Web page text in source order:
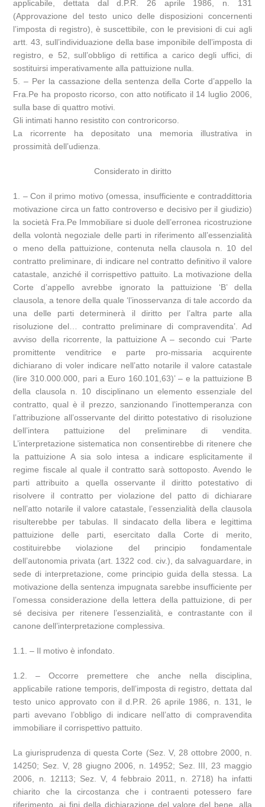
applicabile, dettata dal d.P.R. 26 aprile 1986, n. 131
(Approvazione del testo unico delle disposizioni concernenti
l’imposta di registro), è suscettibile, con le previsioni di cui agli
artt. 43, sull’individuazione della base imponibile dell’imposta di
registro, e 52, sull’obbligo di rettifica a carico degli uffici, di
sostituirsi imperativamente alla pattuizione nulla.
5. – Per la cassazione della sentenza della Corte d’appello la
Fra.Pe ha proposto ricorso, con atto notificato il 14 luglio 2006,
sulla base di quattro motivi.
Gli intimati hanno resistito con controricorso.
La ricorrente ha depositato una memoria illustrativa in
prossimità dell’udienza.
Considerato in diritto
1. – Con il primo motivo (omessa, insufficiente e contraddittoria
motivazione circa un fatto controverso e decisivo per il giudizio)
la società Fra.Pe Immobiliare si duole dell’erronea ricostruzione
della volontà negoziale delle parti in riferimento all’essenzialità
o meno della pattuizione, contenuta nella clausola n. 10 del
contratto preliminare, di indicare nel contratto definitivo il valore
catastale, anziché il corrispettivo pattuito. La motivazione della
Corte d’appello avrebbe ignorato la pattuizione ‘B’ della
clausola, a tenore della quale ‘l’inosservanza di tale accordo da
una delle parti determinerà il diritto per l’altra parte alla
risoluzione del… contratto preliminare di compravendita’. Ad
avviso della ricorrente, la pattuizione A – secondo cui ‘Parte
promittente venditrice e parte pro-missaria acquirente
dichiarano di voler indicare nell’atto notarile il valore catastale
(lire 310.000.000, pari a Euro 160.101,63)’ – e la pattuizione B
della clausola n. 10 disciplinano un elemento essenziale del
contratto, qual è il prezzo, sanzionando l’inottemperanza con
l’attribuzione all’osservante del diritto potestativo di risoluzione
dell’intera pattuizione del preliminare di vendita.
L’interpretazione sistematica non consentirebbe di ritenere che
la pattuizione A sia solo intesa a indicare esplicitamente il
regime fiscale al quale il contratto sarà sottoposto. Avendo le
parti attribuito a quella osservante il diritto potestativo di
risolvere il contratto per violazione del patto di dichiarare
nell’atto notarile il valore catastale, l’essenzialità della clausola
risulterebbe per tabulas. Il sindacato della libera e legittima
pattuizione delle parti, esercitato dalla Corte di merito,
costituirebbe violazione del principio fondamentale
dell’autonomia privata (art. 1322 cod. civ.), da salvaguardare, in
sede di interpretazione, come principio guida della stessa. La
motivazione della sentenza impugnata sarebbe insufficiente per
l’omessa considerazione della lettera della pattuizione, di per
sé decisiva per ritenere l’essenzialità, e contrastante con il
canone dell’interpretazione complessiva.
1.1. – Il motivo è infondato.
1.2. – Occorre premettere che anche nella disciplina,
applicabile ratione temporis, dell’imposta di registro, dettata dal
testo unico approvato con il d.P.R. 26 aprile 1986, n. 131, le
parti avevano l’obbligo di indicare nell’atto di compravendita
immobiliare il corrispettivo pattuito.
La giurisprudenza di questa Corte (Sez. V, 28 ottobre 2000, n.
14250; Sez. V, 28 giugno 2006, n. 14952; Sez. III, 23 maggio
2006, n. 12113; Sez. V, 4 febbraio 2011, n. 2718) ha infatti
chiarito che la circostanza che i contraenti potessero fare
riferimento, ai fini della dichiarazione del valore del bene, alla